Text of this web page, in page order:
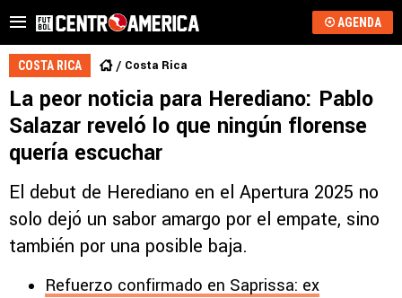
AGENDA
COSTA RICA Costa Rica
La peor noticia para Herediano: Pablo
Salazar reveló lo que ningún florense
quería escuchar
El debut de Herediano en el Apertura 2025 no
solo dejó un sabor amargo por el empate, sino
también por una posible baja.
Refuerzo confirmado en Saprissa: ex